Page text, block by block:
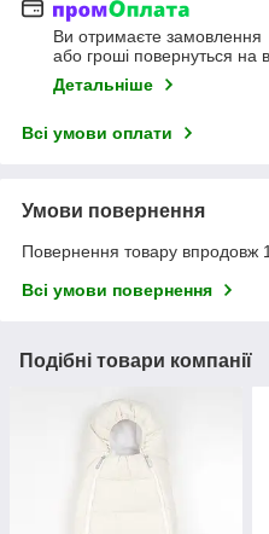
Ви отримаєте замовлення
або гроші повернуться на
Детальніше
Всі умови оплати
Умови повернення
Повернення товару впродовж
Всі умови повернення
Подібні товари компанії